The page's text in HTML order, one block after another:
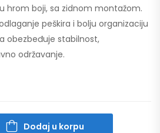
u hrom boji, sa zidnom montažom.
peškira i bolju organizaciju
obezbeđuje stabilnost,
održavanje.
Dodaj u korpu